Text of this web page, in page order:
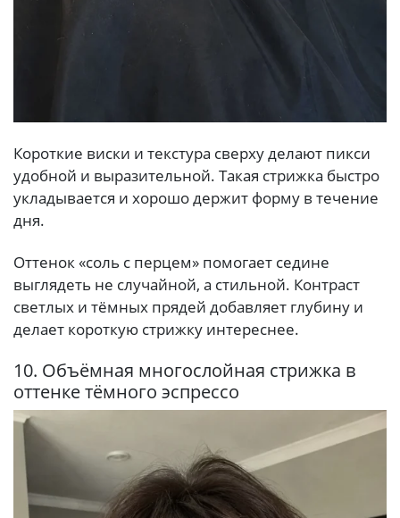
Короткие виски и текстура сверху делают пикси
удобной и выразительной. Такая стрижка быстро
укладывается и хорошо держит форму в течение
дня.
Оттенок «соль с перцем» помогает седине
выглядеть не случайной, а стильной. Контраст
светлых и тёмных прядей добавляет глубину и
делает короткую стрижку интереснее.
10. Объёмная многослойная стрижка в
оттенке тёмного эспрессо